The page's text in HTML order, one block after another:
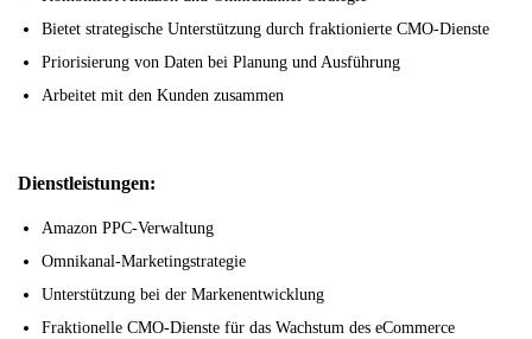
Bietet strategische Unterstützung durch fraktionierte CMO-Dienste
Priorisierung von Daten bei Planung und Ausführung
Arbeitet mit den Kunden zusammen
Dienstleistungen:
Amazon PPC-Verwaltung
Omnikanal-Marketingstrategie
Unterstützung bei der Markenentwicklung
Fraktionelle CMO-Dienste für das Wachstum des eCommerce